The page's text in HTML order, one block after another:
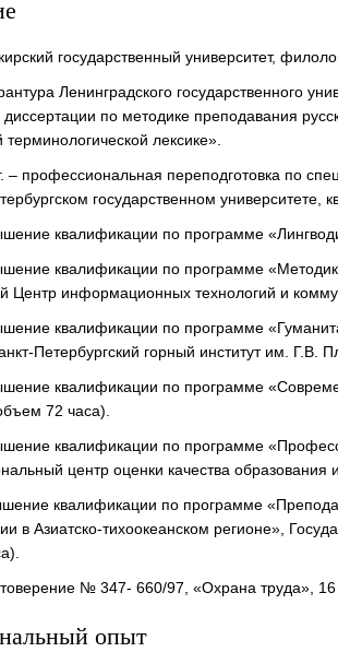
государственный университет,
Ленинградского государственного
диссертации по методике преподавания
лексике».
– профессиональная переподготовка по
государственном университете,
квалификации по программе
квалификации по программе
Центр информационных технологий и
квалификации по программе
Петербургский горный институт им. Г.В.
квалификации по программе
72 часа).
квалификации по программе
центр оценки качества
квалификации по программе
в Азиатско-тихоокеанском регионе»,
№ 347- 660/97, «Охрана труда»,
опыт